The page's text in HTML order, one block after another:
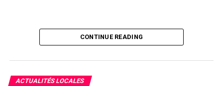
CONTINUE READING
ACTUALITÉS LOCALES